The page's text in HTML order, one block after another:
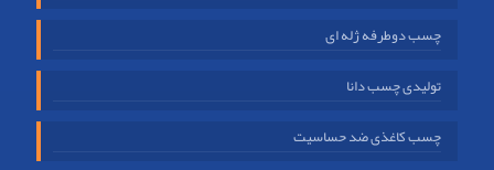
چسب دوطرفه ژله ای
تولیدی چسب دانا
چسب کاغذی ضد حساسیت